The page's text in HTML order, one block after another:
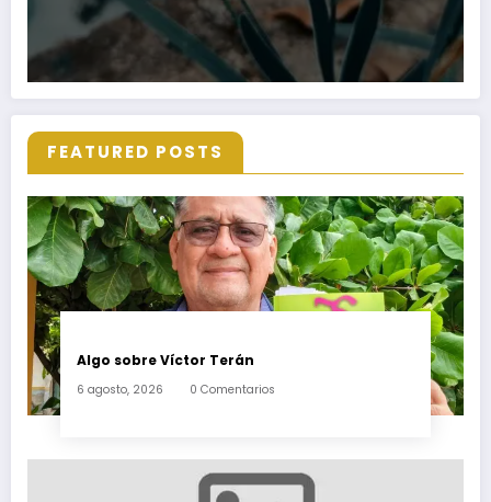
FEATURED POSTS
Algo sobre Víctor Terán
6 agosto, 2026 0 Comentarios